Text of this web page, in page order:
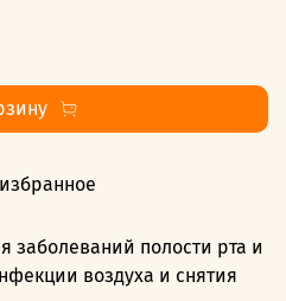
заболеваний полости рта и
воздуха и снятия